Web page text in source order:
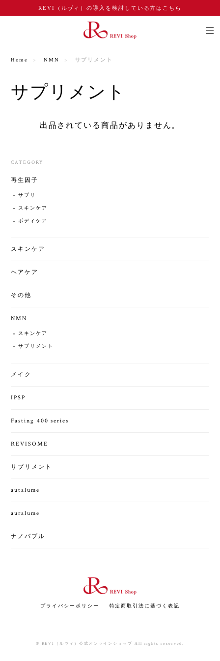
REVI（ルヴィ）の導入を検討している方はこちら
Home NMN サプリメント
サプリメント
出品されている商品がありません。
CATEGORY
再生因子
サプリ
スキンケア
ボディケア
スキンケア
ヘアケア
その他
NMN
スキンケア
サプリメント
メイク
IPSP
Fasting 400 series
REVISOME
サプリメント
autalume
auralume
ナノバブル
プライバシーポリシー 特定商取引法に基づく表記
© REVI（ルヴィ）公式オンラインショップ All rights reserved.